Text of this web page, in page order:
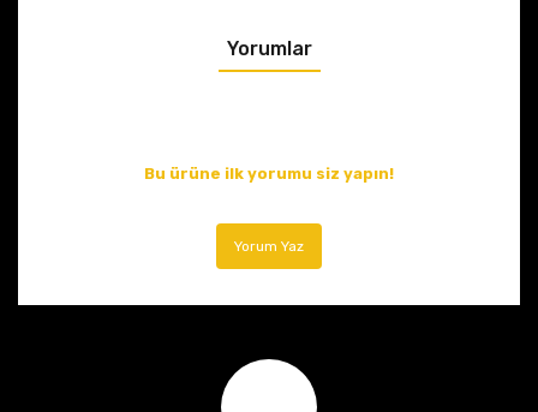
Yorumlar
Bu ürüne ilk yorumu siz yapın!
Yorum Yaz